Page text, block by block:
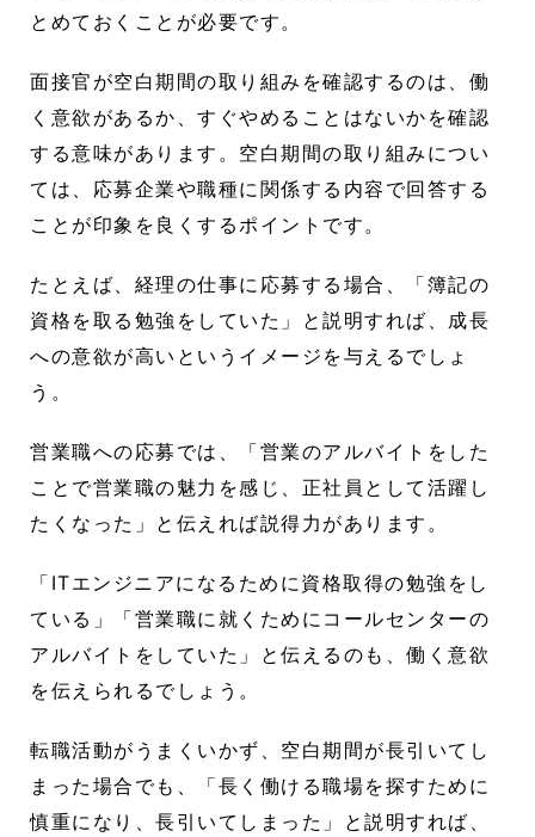
とめておくことが必要です。
面接官が空白期間の取り組みを確認するのは、働
く意欲があるか、すぐやめることはないかを確認
する意味があります。空白期間の取り組みについ
ては、応募企業や職種に関係する内容で回答する
ことが印象を良くするポイントです。
たとえば、経理の仕事に応募する場合、「簿記の
資格を取る勉強をしていた」と説明すれば、成長
への意欲が高いというイメージを与えるでしょ
う。
営業職への応募では、「営業のアルバイトをした
ことで営業職の魅力を感じ、正社員として活躍し
たくなった」と伝えれば説得力があります。
「ITエンジニアになるために資格取得の勉強をし
ている」「営業職に就くためにコールセンターの
アルバイトをしていた」と伝えるのも、働く意欲
を伝えられるでしょう。
転職活動がうまくいかず、空白期間が長引いてし
まった場合でも、「長く働ける職場を探すために
慎重になり、長引いてしまった」と説明すれば、